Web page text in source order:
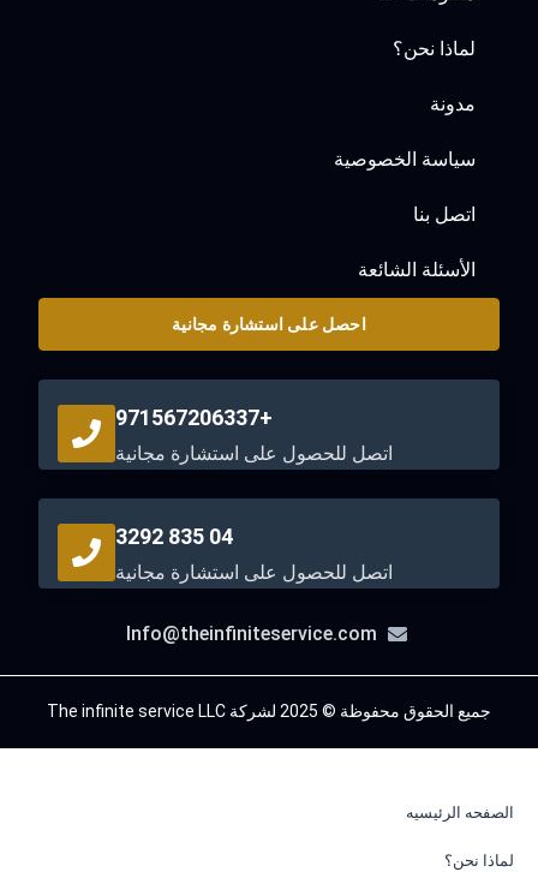
لماذا نحن؟
مدونة
سياسة الخصوصية
اتصل بنا
الأسئلة الشائعة
احصل على استشارة مجانية
+971567206337
اتصل للحصول على استشارة مجانية
04 835 3292
اتصل للحصول على استشارة مجانية
Info@theinfiniteservice.com
جميع الحقوق محفوظة © 2025 لشركة The infinite service LLC
الصفحه الرئيسيه
لماذا نحن؟